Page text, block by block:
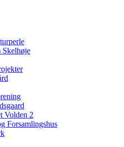
Skelhøje
Volden 2
Forsamlingshus